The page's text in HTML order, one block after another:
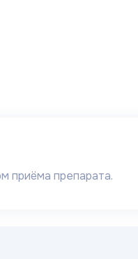
приёма препарата.